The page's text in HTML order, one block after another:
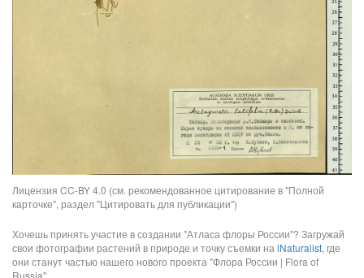
Лицензия CC-BY 4.0 (см. рекомендованное цитирование в "Полной
карточке", раздел "Цитировать для публикации")
Хочешь принять участие в создании "Атласа флоры России"? Загружай
свои фотографии растений в природе и точку съемки наiNaturalist, где
они станут частью нашего нового проекта "Флора России | Flora of